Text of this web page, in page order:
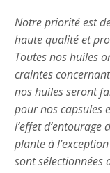
Notre priorité est
haute qualité et
Toutes nos huiles
craintes
nos huiles seront
pour nos capsules
l’effet
plante à
sont sélectionnées